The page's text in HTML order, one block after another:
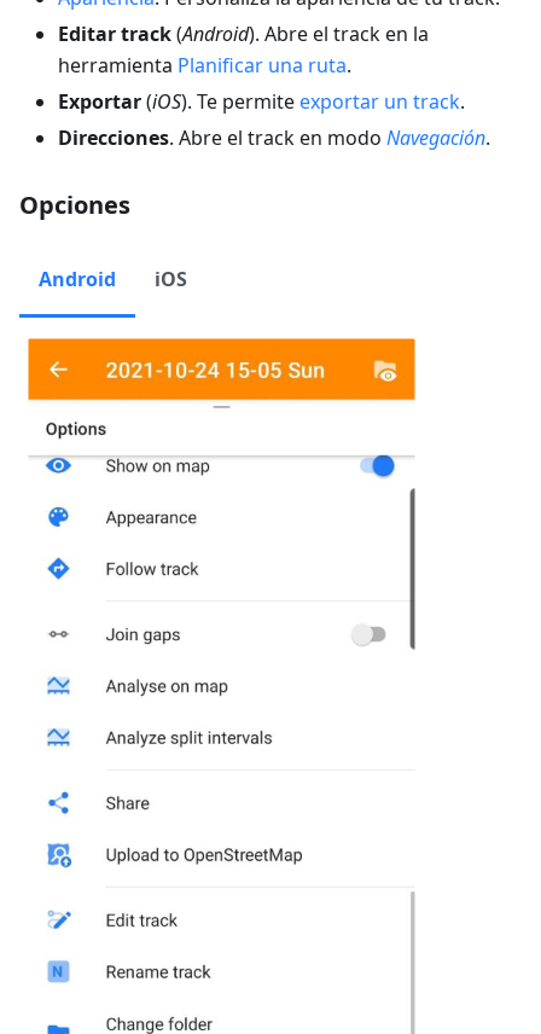
Editar track(Android). Abre el track en la
herramienta Planificar una ruta.
Exportar(iOS). Te permite exportar un track.
Direcciones. Abre el track en modo Navegación.
Opciones
Android iOS